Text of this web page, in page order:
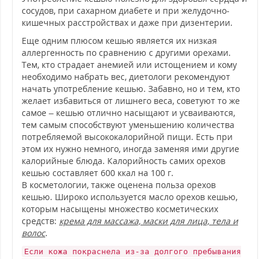
сосудов, при сахарном диабете и при желудочно-
кишечных расстройствах и даже при дизентерии.
Еще одним плюсом кешью является их низкая
аллергенность по сравнению с другими орехами.
Тем, кто страдает анемией или истощением и кому
необходимо набрать вес, диетологи рекомендуют
начать употребление кешью. Забавно, но и тем, кто
желает избавиться от лишнего веса, советуют то же
самое – кешью отлично насыщают и усваиваются,
тем самым способствуют уменьшению количества
потребляемой высококалорийной пищи. Есть при
этом их нужно немного, иногда заменяя ими другие
калорийные блюда. Калорийность самих орехов
кешью составляет 600 ккал на 100 г.
В косметологии, также оценена польза орехов
кешью. Широко используется масло орехов кешью,
которым насыщены множество косметических
средств: крема для массажа, маски для лица, тела и
волос.
Если кожа покраснела из-за долгого пребывания